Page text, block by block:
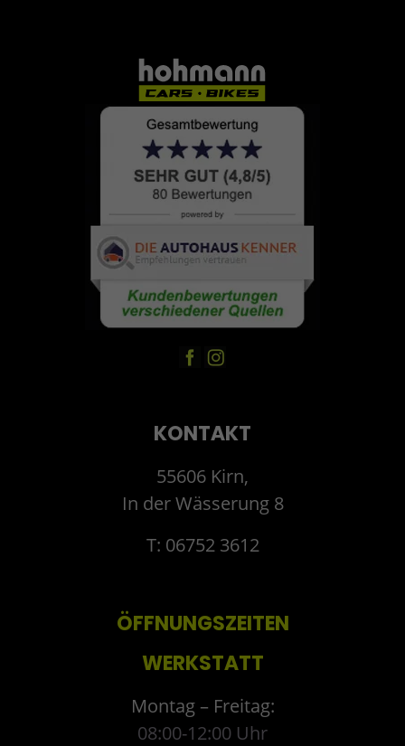
KONTAKT
55606 Kirn,
In der Wässerung 8
T: 06752 3612
ÖFFNUNGSZEITEN
WERKSTATT
Montag – Freitag:
08:00-12:00 Uhr